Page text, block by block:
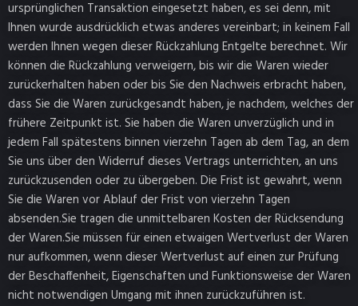
ursprünglichen Transaktion eingesetzt haben, es sei denn, mit
Ihnen wurde ausdrücklich etwas anderes vereinbart; in keinem Fall
werden Ihnen wegen dieser Rückzahlung Entgelte berechnet. Wir
können die Rückzahlung verweigern, bis wir die Waren wieder
zurückerhalten haben oder bis Sie den Nachweis erbracht haben,
dass Sie die Waren zurückgesandt haben, je nachdem, welches der
frühere Zeitpunkt ist. Sie haben die Waren unverzüglich und in
jedem Fall spätestens binnen vierzehn Tagen ab dem Tag, an dem
Sie uns über den Widerruf dieses Vertrags unterrichten, an uns
zurückzusenden oder zu übergeben. Die Frist ist gewahrt, wenn
Sie die Waren vor Ablauf der Frist von vierzehn Tagen
absenden.Sie tragen die unmittelbaren Kosten der Rücksendung
der Waren.Sie müssen für einen etwaigen Wertverlust der Waren
nur aufkommen, wenn dieser Wertverlust auf einen zur Prüfung
der Beschaffenheit, Eigenschaften und Funktionsweise der Waren
nicht notwendigen Umgang mit ihnen zurückzuführen ist.